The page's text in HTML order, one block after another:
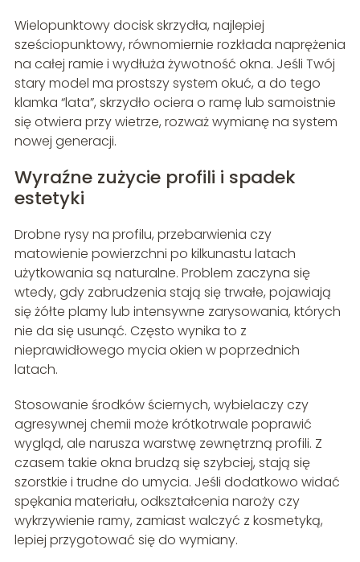
Wielopunktowy docisk skrzydła, najlepiej
sześciopunktowy, równomiernie rozkłada naprężenia
na całej ramie i wydłuża żywotność okna. Jeśli Twój
stary model ma prostszy system okuć, a do tego
klamka “lata”, skrzydło ociera o ramę lub samoistnie
się otwiera przy wietrze, rozważ wymianę na system
nowej generacji.
Wyraźne zużycie profili i spadek
estetyki
Drobne rysy na profilu, przebarwienia czy
matowienie powierzchni po kilkunastu latach
użytkowania są naturalne. Problem zaczyna się
wtedy, gdy zabrudzenia stają się trwałe, pojawiają
się żółte plamy lub intensywne zarysowania, których
nie da się usunąć. Często wynika to z
nieprawidłowego mycia okien w poprzednich
latach.
Stosowanie środków ściernych, wybielaczy czy
agresywnej chemii może krótkotrwale poprawić
wygląd, ale narusza warstwę zewnętrzną profili. Z
czasem takie okna brudzą się szybciej, stają się
szorstkie i trudne do umycia. Jeśli dodatkowo widać
spękania materiału, odkształcenia naroży czy
wykrzywienie ramy, zamiast walczyć z kosmetyką,
lepiej przygotować się do wymiany.